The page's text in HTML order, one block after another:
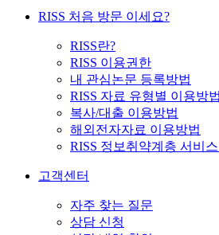
RISS 처음 방문 이세요?
RISS란?
RISS 이용권한
내 관심논문 등록방법
RISS 자료 유형별 이용방법
복사/대출 이용방법
해외전자자료 이용방법
RISS 정보취약계층 서비
고객센터
자주 찾는 질문
상담 신청